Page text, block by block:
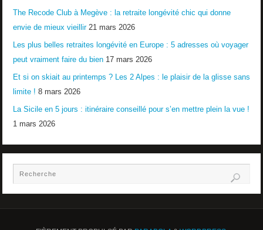
The Recode Club à Megève : la retraite longévité chic qui donne
envie de mieux vieillir 21 mars 2026
Les plus belles retraites longévité en Europe : 5 adresses où voyager
peut vraiment faire du bien 17 mars 2026
Et si on skiait au printemps ? Les 2 Alpes : le plaisir de la glisse sans
limite ! 8 mars 2026
La Sicile en 5 jours : itinéraire conseillé pour s’en mettre plein la vue !
1 mars 2026